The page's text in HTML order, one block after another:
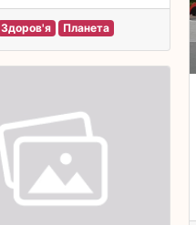
Здоров'я Планета